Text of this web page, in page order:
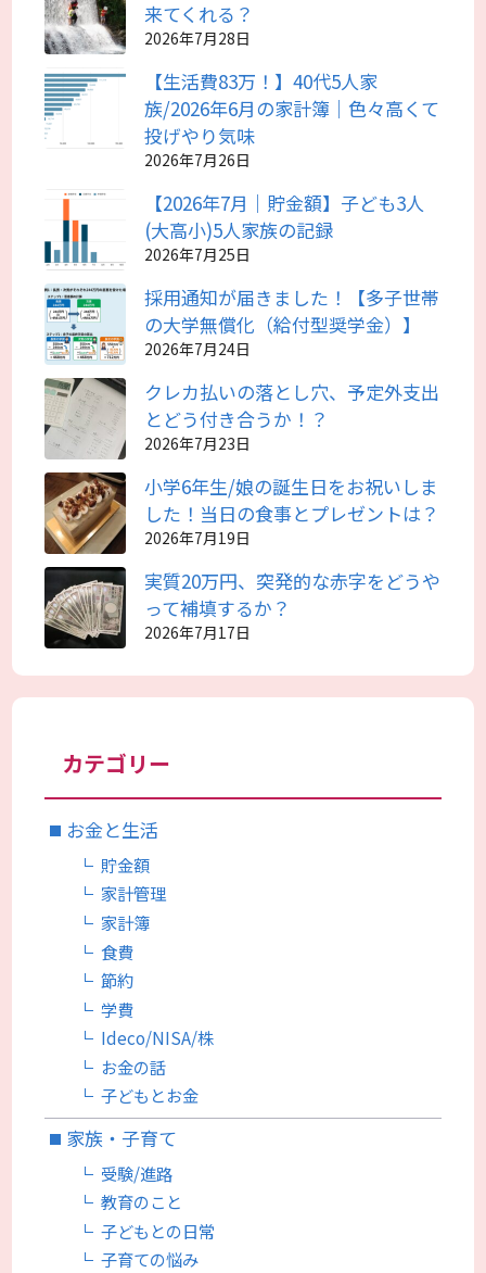
来てくれる？
2026年7月28日
【生活費83万！】40代5人家
族/2026年6月の家計簿｜色々高くて
投げやり気味
2026年7月26日
【2026年7月｜貯金額】子ども3人
(大高小)5人家族の記録
2026年7月25日
採用通知が届きました！【多子世帯
の大学無償化（給付型奨学金）】
2026年7月24日
クレカ払いの落とし穴、予定外支出
とどう付き合うか！？
2026年7月23日
小学6年生/娘の誕生日をお祝いしま
した！当日の食事とプレゼントは？
2026年7月19日
実質20万円、突発的な赤字をどうや
って補填するか？
2026年7月17日
カテゴリー
お金と生活
貯金額
家計管理
家計簿
食費
節約
学費
Ideco/NISA/株
お金の話
子どもとお金
家族・子育て
受験/進路
教育のこと
子どもとの日常
子育ての悩み